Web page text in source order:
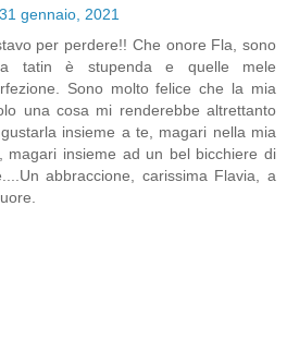
gennaio, 2021
per perdere!! Che onore Fla, sono
tatin è stupenda e quelle mele
Sono molto felice che la mia
una cosa mi renderebbe altrettanto
insieme a te, magari nella mia
magari insieme ad un bel bicchiere di
abbraccione, carissima Flavia, a